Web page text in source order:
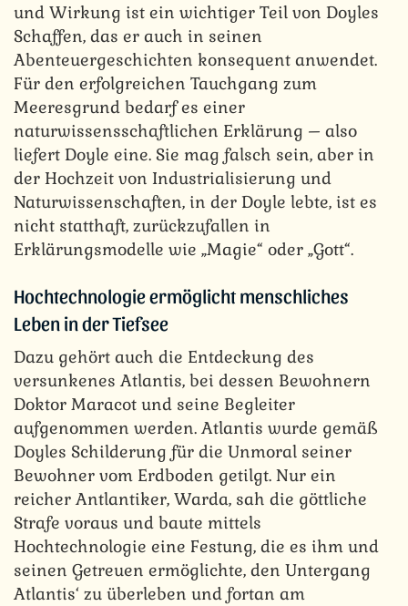
und Wirkung ist ein wichtiger Teil von Doyles
Schaffen, das er auch in seinen
Abenteuergeschichten konsequent anwendet.
Für den erfolgreichen Tauchgang zum
Meeresgrund bedarf es einer
naturwissensschaftlichen Erklärung – also
liefert Doyle eine. Sie mag falsch sein, aber in
der Hochzeit von Industrialisierung und
Naturwissenschaften, in der Doyle lebte, ist es
nicht statthaft, zurückzufallen in
Erklärungsmodelle wie „Magie“ oder „Gott“.
Hochtechnologie ermöglicht menschliches
Leben in der Tiefsee
Dazu gehört auch die Entdeckung des
versunkenes Atlantis, bei dessen Bewohnern
Doktor Maracot und seine Begleiter
aufgenommen werden. Atlantis wurde gemäß
Doyles Schilderung für die Unmoral seiner
Bewohner vom Erdboden getilgt. Nur ein
reicher Antlantiker, Warda, sah die göttliche
Strafe voraus und baute mittels
Hochtechnologie eine Festung, die es ihm und
seinen Getreuen ermöglichte, den Untergang
Atlantis‘ zu überleben und fortan am